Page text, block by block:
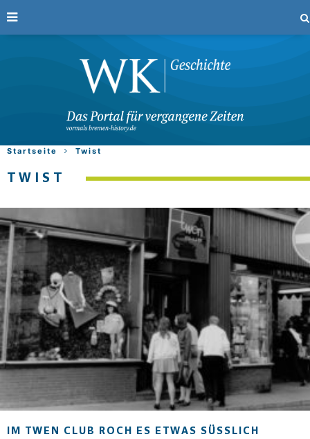
Startseite Twist
TWIST
IM TWEN CLUB ROCH ES ETWAS SÜSSLICH